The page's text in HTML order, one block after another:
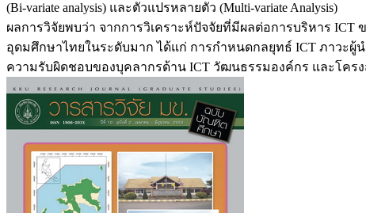
(Bi-variate analysis) และตัวแปรหลายตัว (Multi-variate Analysis)
ผลการวิจัยพบว่า จากการวิเคราะห์ปัจจัยที่มีผลต่อการบริหาร
อุดมศึกษาไทยในระดับมาก ได้แก่ การกำหนดกลยุทธ์ ICT ภาวะผู้
ความรับผิดชอบของบุคลากรด้าน ICT วัฒนธรรมองค์กร และโคร